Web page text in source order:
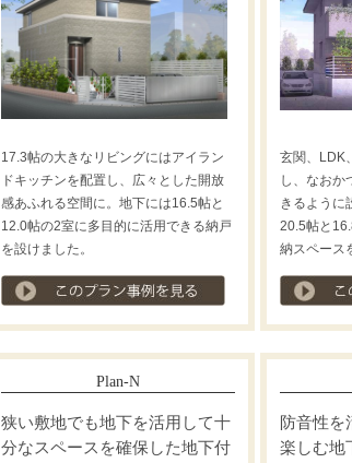
17.3帖の大きなリビングにはアイラン
ドキッチンを配置し、広々とした開放
感あふれる空間に。地下には16.5帖と
12.0帖の2室に多目的に活用できる納戸
を設けました。
プラン事例を見る
玄関、LDK
し、なおか
きるように
20.5帖と
納スペース
Plan-N
狭い敷地でも地下を活用して十
分なスペースを確保した地下付
防音性を
楽しむ地